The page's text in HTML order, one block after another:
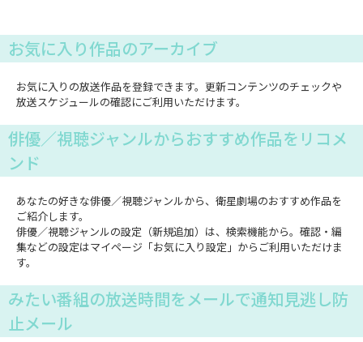
お気に入り作品のアーカイブ
お気に入りの放送作品を登録できます。更新コンテンツのチェックや
放送スケジュールの確認にご利用いただけます。
俳優／視聴ジャンルからおすすめ作品をリコメ
ンド
あなたの好きな俳優／視聴ジャンルから、衛星劇場のおすすめ作品を
ご紹介します。
俳優／視聴ジャンルの設定（新規追加）は、検索機能から。確認・編
集などの設定はマイページ「お気に入り設定」からご利用いただけま
す。
みたい番組の放送時間をメールで通知見逃し防
止メール